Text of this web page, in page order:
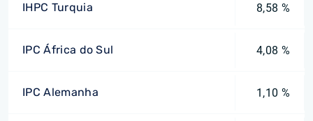
IHPC Turquia 8,58 %
IPC África do Sul 4,08 %
IPC Alemanha 1,10 %